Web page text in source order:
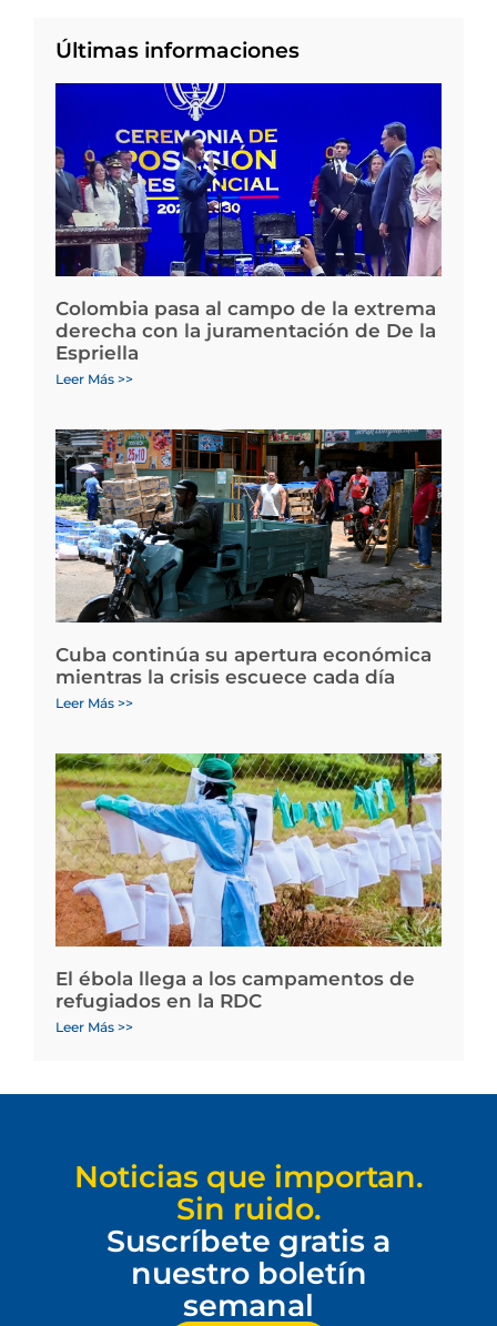
Últimas informaciones
Colombia pasa al campo de la extrema
derecha con la juramentación de De la
Espriella
Leer Más >>
Cuba continúa su apertura económica
mientras la crisis escuece cada día
Leer Más >>
El ébola llega a los campamentos de
refugiados en la RDC
Leer Más >>
Noticias que importan.
Sin ruido.
Suscríbete gratis a
nuestro boletín
semanal